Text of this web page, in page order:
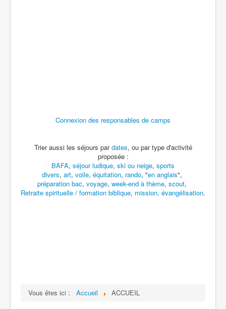
Connexion des responsables de camps
Trier aussi les séjours pardates, ou par type d'activité
proposée :
BAFA, séjour ludique, ski ou neige, sports
divers, art, voile, équitation, rando, "en anglais",
préparation bac, voyage, week-end à thème, scout,
Retraite spirituelle / formation biblique, mission, évangélisation.
Vous êtes ici : Accueil ACCUEIL